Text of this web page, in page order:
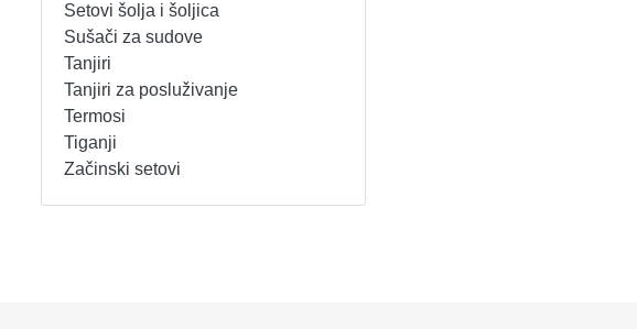
TOSTERI
USISIVAČI
VENTILATORI
TANJIRI
TANJIRI ZA POSLUŽIVANJE
TERMOSI
TIGANJI
Setovi šolja i šoljica
Sušači za sudove
Tanjiri
Tanjiri za posluživanje
Termosi
Tiganji
Začinski setovi